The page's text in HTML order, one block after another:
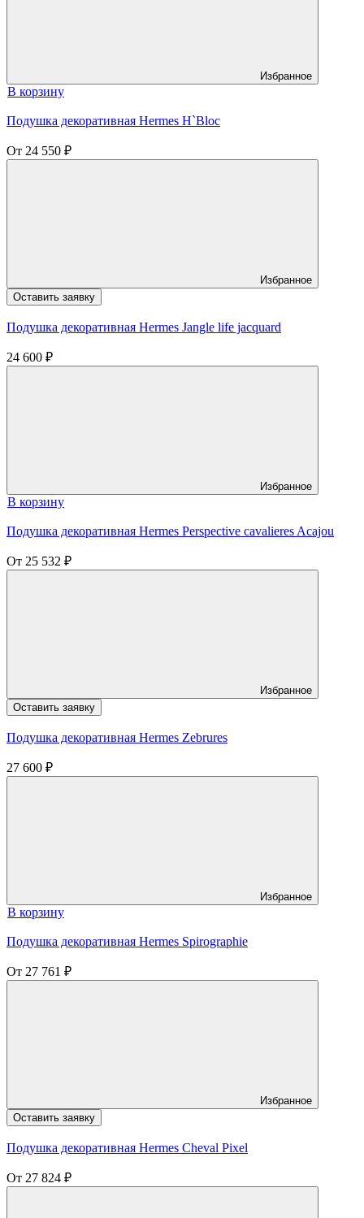
Избранное
В корзину
Подушка декоративная Hermes H`Bloc
От 24 550 ₽
Избранное
Оставить заявку
Подушка декоративная Hermes Jangle life jacquard
24 600 ₽
Избранное
В корзину
Подушка декоративная Hermes Perspective cavalieres Acajou
От 25 532 ₽
Избранное
Оставить заявку
Подушка декоративная Hermes Zebrures
27 600 ₽
Избранное
В корзину
Подушка декоративная Hermes Spirographie
От 27 761 ₽
Избранное
Оставить заявку
Подушка декоративная Hermes Cheval Pixel
От 27 824 ₽